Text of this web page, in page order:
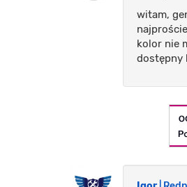
witam,
kolor nie
dostępny